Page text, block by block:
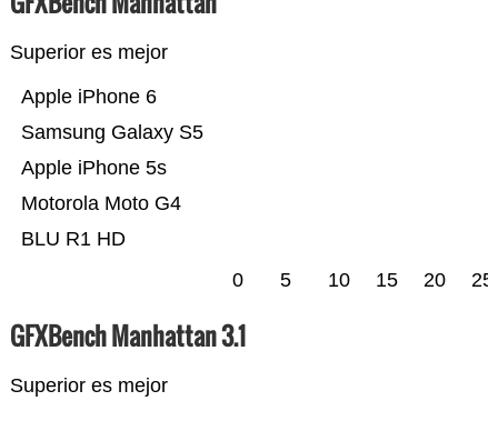
Superior es mejor
BLU R1 HD
Motorola Moto G4
Apple iPhone 5s
Samsung Galaxy S5
Apple iPhone 6
0 5 10 15 20 25
GFXBench Manhattan 3.1
Superior es mejor